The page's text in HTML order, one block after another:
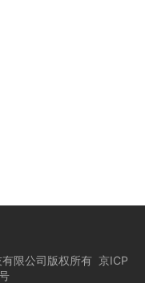
限公司版权所有 京ICP